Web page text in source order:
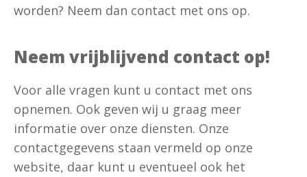
worden? Neem dan contact met ons op.
Neem vrijblijvend contact op!
Voor alle vragen kunt u contact met ons
opnemen. Ook geven wij u graag meer
informatie over onze diensten. Onze
contactgegevens staan vermeld op onze
website, daar kunt u eventueel ook het